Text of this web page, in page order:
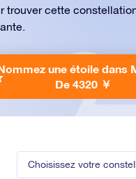
Choisissez votre
trouver cette
une étoile dans
De 4320 ￥